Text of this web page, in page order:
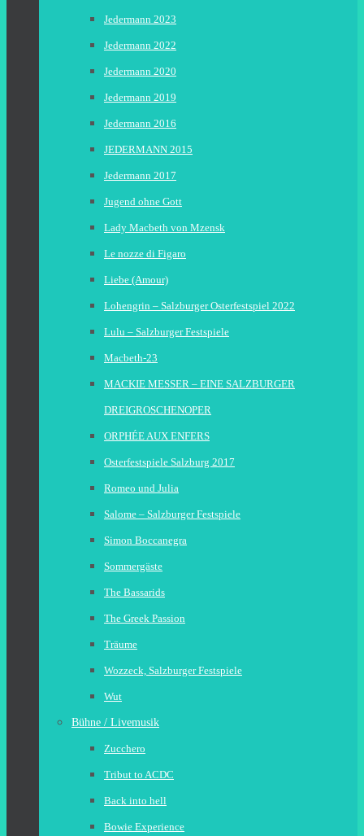
Jedermann 2023
Jedermann 2022
Jedermann 2020
Jedermann 2019
Jedermann 2016
JEDERMANN 2015
Jedermann 2017
Jugend ohne Gott
Lady Macbeth von Mzensk
Le nozze di Figaro
Liebe (Amour)
Lohengrin – Salzburger Osterfestspiel 2022
Lulu – Salzburger Festspiele
Macbeth-23
MACKIE MESSER – EINE SALZBURGER
DREIGROSCHENOPER
ORPHÉE AUX ENFERS
Osterfestspiele Salzburg 2017
Romeo und Julia
Salome – Salzburger Festspiele
Simon Boccanegra
Sommergäste
The Bassarids
The Greek Passion
Träume
Wozzeck, Salzburger Festspiele
Wut
Bühne / Livemusik
Zucchero
Tribut to ACDC
Back into hell
Bowie Experience